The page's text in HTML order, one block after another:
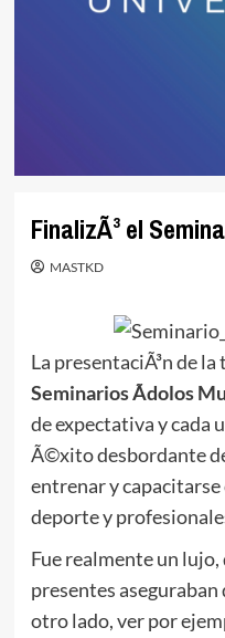
FinalizÃ³ el
MASTKD
La presentaciÃ³n de
Seminarios Ãdolos
de expectativa y cada
Ã©xito desbordante
entrenar y
deporte y
Fue realmente un lujo,
presentes aseguraban
otro lado, ver por